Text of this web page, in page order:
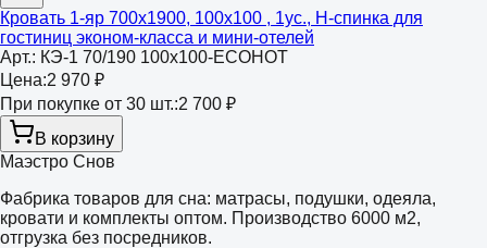
Кровать 1-яр 700х1900, 100х100 , 1ус., Н-спинка для
гостиниц эконом-класса и мини-отелей
Арт.: КЭ-1 70/190 100х100-ECOHOT
Цена:2 970 ₽
При покупке от 30 шт.:2 700 ₽
В корзину
Маэстро Снов
Фабрика товаров для сна: матрасы, подушки, одеяла,
кровати и комплекты оптом. Производство 6000 м2,
отгрузка без посредников.